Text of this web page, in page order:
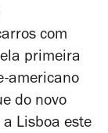
com
primeira
americano
do novo
Lisboa este